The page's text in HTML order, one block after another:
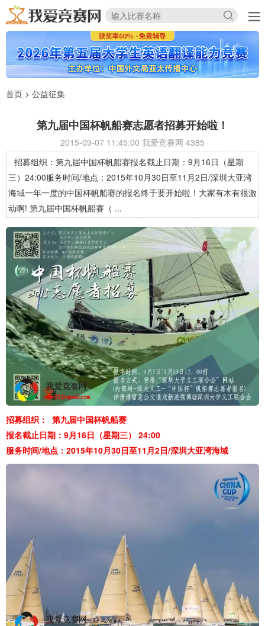
首页 > 公益征集
第九届中国杯帆船赛志愿者招募开始啦！
2015-09-07 11:45:00 我爱竞赛网 4385
招募组织：第九届中国杯帆船赛报名截止日期：9月16日（星期
三）24:00服务时间/地点：2015年10月30日至11月2日/深圳大亚湾
海域一年一度的中国杯帆船赛的报名终于要开始啦！大家有木有很激
动啊! 第九届中国杯帆船赛（ ...
招募组织： 第九届中国杯帆船赛
报名截止日期：9月16日（星期三） 24:00
服务时间/地点：2015年10月30日至11月2日/深圳大亚湾海域